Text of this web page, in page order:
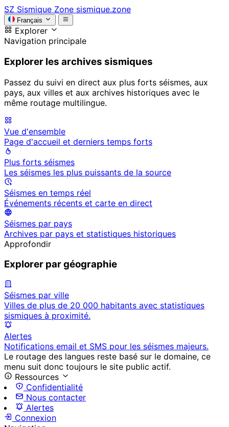
SZ Sismique Zone sismique.zone
Français
Explorer
Navigation principale
Explorer les archives sismiques
Passez du suivi en direct aux plus forts séismes, aux
pays, aux villes et aux archives historiques avec le
même routage multilingue.
Vue d'ensemble
Page d'accueil et derniers temps forts
Plus forts séismes
Les séismes les plus puissants de la source
Séismes en temps réel
Événements récents et carte en direct
Séismes par pays
Archives par pays et statistiques historiques
Approfondir
Explorer par géographie
Séismes par ville
Villes de plus de 20 000 habitants avec statistiques
sismiques à proximité.
Alertes
Notifications email et SMS pour les séismes majeurs.
Le routage des langues reste basé sur le domaine, ce
menu suit donc toujours le site public actif.
Ressources
Confidentialité
Nous contacter
Alertes
Connexion